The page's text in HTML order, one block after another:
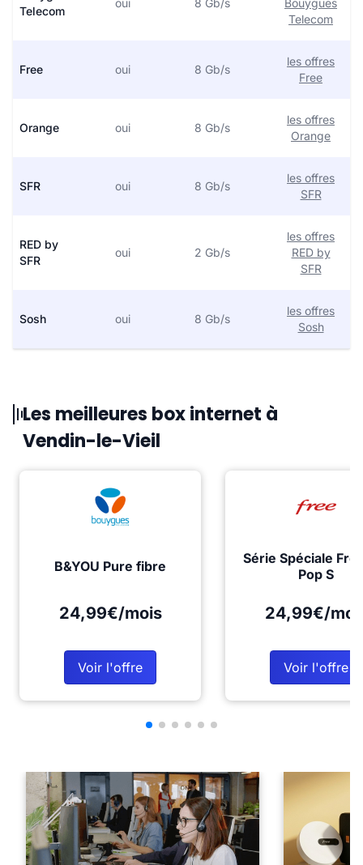
Telecom
oui 8 Gb/s
Bouygues
Telecom
Free oui 8 Gb/s
les offres
Free
Orange oui 8 Gb/s
les offres
Orange
SFR oui 8 Gb/s
les offres
SFR
RED by
SFR
oui 2 Gb/s
les offres
RED by
SFR
Sosh oui 8 Gb/s
les offres
Sosh
Les meilleures box internet à
Vendin-le-Vieil
B&YOU Pure fibre
24,99€/mois
Voir l'offre
Série Spéciale
Pop S
24,99€/
Voir l'offre